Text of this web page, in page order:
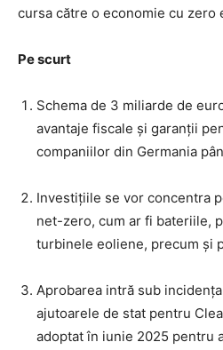
cursa către o economie cu zero
Pe scurt
Schema de 3 miliarde de
avantaje fiscale și garanții
companiilor din Germania
Investițiile se vor concentra
net-zero, cum ar fi bateriile,
turbinele eoliene, precum și
Aprobarea intră sub
ajutoarele de stat pentru
adoptat în iunie 2025 pentru